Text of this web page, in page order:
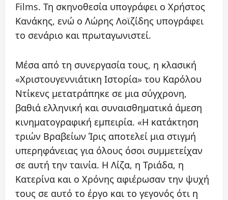
Films. Τη σκηνοθεσία υπογράφει ο Χρήστος
Κανάκης, ενώ ο Λώρης Λοϊζίδης υπογράφει
το σενάριο και πρωταγωνιστεί.
Μέσα από τη συνεργασία τους, η κλασική
«Χριστουγεννιάτικη Ιστορία» του Καρόλου
Ντίκενς μετατράπηκε σε μια σύγχρονη,
βαθιά ελληνική και συναισθηματικά άμεση
κινηματογραφική εμπειρία. «Η κατάκτηση
τριών Βραβείων Ίρις αποτελεί μια στιγμή
υπερηφάνειας για όλους όσοι συμμετείχαν
σε αυτή την ταινία. Η Λίζα, η Τριάδα, η
Κατερίνα και ο Χρόνης αφιέρωσαν την ψυχή
τους σε αυτό το έργο και το γεγονός ότι η